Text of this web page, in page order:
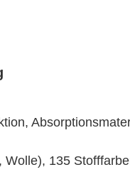
135